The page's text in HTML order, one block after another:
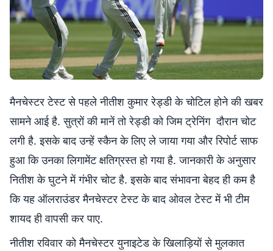
मैनचेस्टर टेस्ट से पहले नीतीश कुमार रेड्डी के चोटिल होने की खबर
सामने आई है. सुत्रों की मानें तो रेड्डी को जिम ट्रेनिंग दौरान चोट
लगी है. इसके बाद उन्हें स्कैन के लिए ले जाया गया और रिपोर्ट साफ
हुआ कि उनका लिगामेंट क्षतिग्रस्त हो गया है. जानकारी के अनुसार
नितीश के घुटने में गंभीर चोट है. इसके बाद संभावना बेहद ही कम है
कि यह ऑलराउंडर मैनचेस्टर टेस्ट के बाद ओवल टेस्ट में भी टीम
शायद ही वापसी कर पाए.
नीतीश रविवार को मैनचेस्टर युनाइटेड के खिलाड़ियों से मुलकात